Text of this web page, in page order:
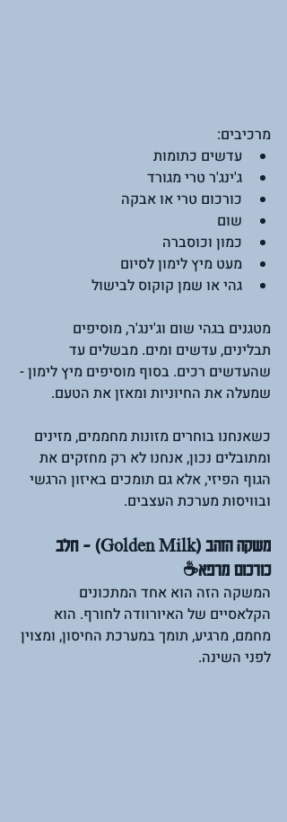
מרכיבים:
עדשים כתומות
ג'ינג'ר טרי מגורד
כורכום טרי או אבקה
שום
כמון וכוסברה
מעט מיץ לימון לסיום
גהי או שמן קוקוס לבישול
מטגנים בגהי שום וג'ינג'ר, מוסיפים
תבלינים, עדשים ומים. מבשלים עד
שהעדשים רכים. בסוף מוסיפים מיץ לימון -
שמעלה את החיוניות ומאזן את הטעם.
כשאנחנו בוחרים מזונות מחממים, מזינים
ומתובלים נכון, אנחנו לא רק מחזקים את
הגוף הפיזי, אלא גם תומכים באיזון הרגשי
ובוויסות מערכת העצבים.
משקה הזהב (Golden Milk) - חלב
כורכום מרפא☕
המשקה הזה הוא אחד המתכונים
הקלאסיים של האיורוודה לחורף. הוא
מחמם, מרגיע, תומך במערכת החיסון, ומצוין
לפני השינה.